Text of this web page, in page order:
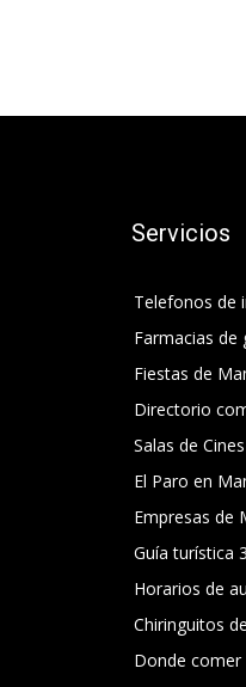
Servicios
Telefonos de
Farmacias de
Fiestas de
Directorio
Salas de
El Paro en
Empresas de
Guía turística
Horarios de
Chiringuitos
Donde comer